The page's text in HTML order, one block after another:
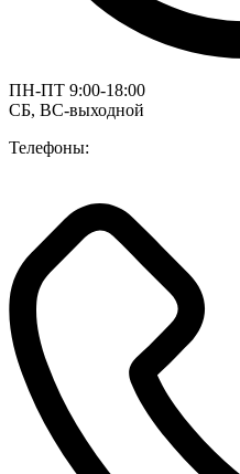
ПН-ПТ 9:00-18:00
СБ, ВС-выходной
Телефоны: